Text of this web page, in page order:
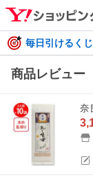
毎日引けるく
商品レビュー
奈